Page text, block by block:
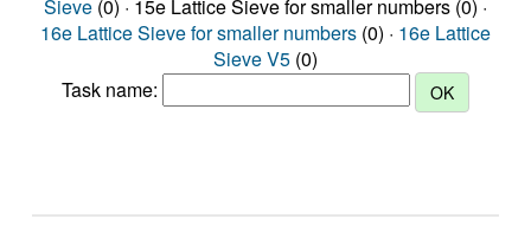
Sieve (0) · 15e Lattice Sieve for smaller numbers (0) ·
16e Lattice Sieve for smaller numbers (0) · 16e Lattice
Sieve V5 (0)
Task name: